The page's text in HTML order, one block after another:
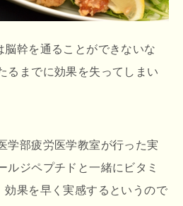
脳幹を通ることができないな
るまでに効果を失ってしまい
学部疲労医学教室が行った実
ルジペプチドと一緒にビタミ
効果を早く実感するというので